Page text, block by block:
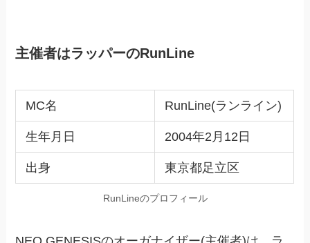
主催者はラッパーのRunLine
MC名 RunLine(ランライン)
生年月日 2004年2月12日
出身 東京都足立区
RunLineのプロフィール